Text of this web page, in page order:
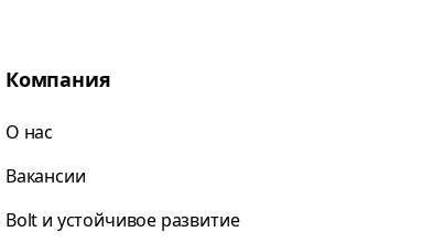
Компания
О нас
Вакансии
Bolt и устойчивое развитие